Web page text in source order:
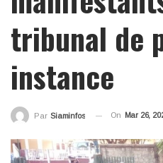
tribunal de
instance
Par Siaminfos On Mar 26,